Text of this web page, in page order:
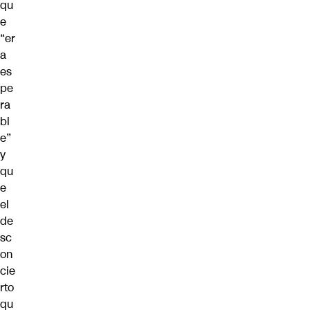
qu
e
“er
a
es
pe
ra
bl
e”
y
qu
e
el
de
sc
on
cie
rto
qu